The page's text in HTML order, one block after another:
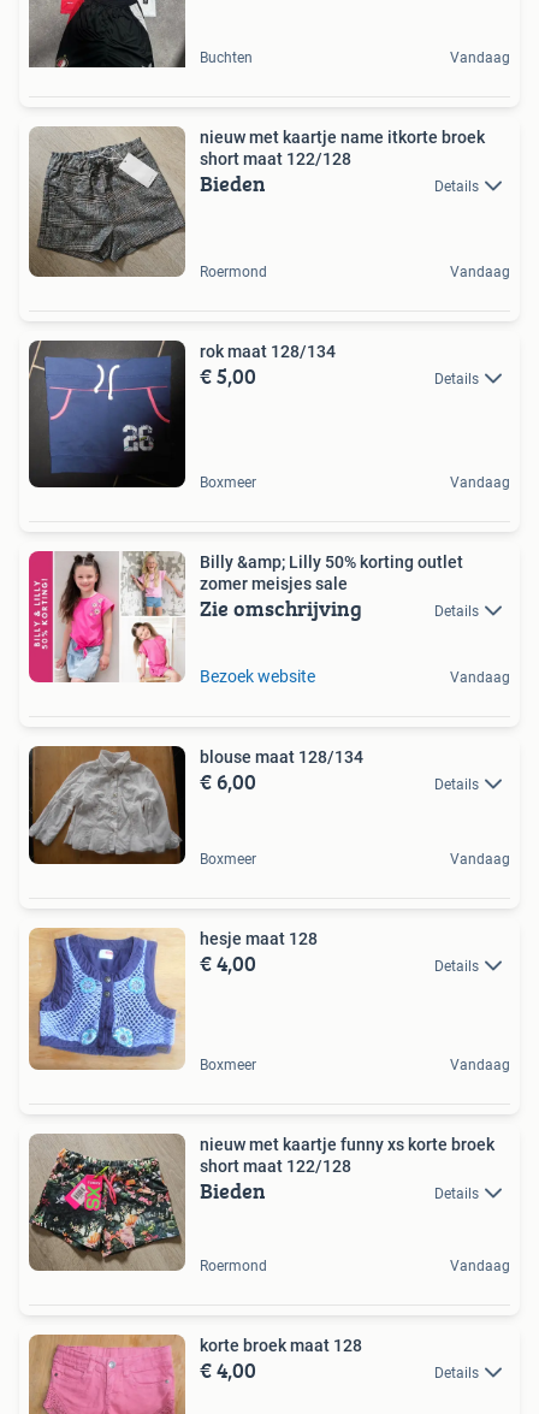
Buchten Vandaag
nieuw met kaartje name itkorte broek
short maat 122/128
Bieden Details
Roermond Vandaag
rok maat 128/134
€ 5,00 Details
Boxmeer Vandaag
Billy &amp; Lilly 50% korting outlet
zomer meisjes sale
Zie omschrijving Details
Bezoek website Vandaag
blouse maat 128/134
€ 6,00 Details
Boxmeer Vandaag
hesje maat 128
€ 4,00 Details
Boxmeer Vandaag
nieuw met kaartje funny xs korte broek
short maat 122/128
Bieden Details
Roermond Vandaag
korte broek maat 128
€ 4,00 Details